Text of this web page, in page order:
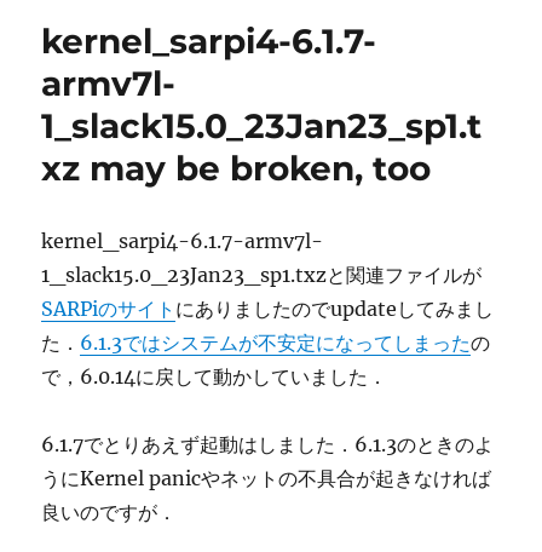
kernel_sarpi4-6.1.7-
armv7l-
1_slack15.0_23Jan23_sp1.t
xz may be broken, too
kernel_sarpi4-6.1.7-armv7l-
1_slack15.0_23Jan23_sp1.txzと関連ファイルが
SARPiのサイト にありましたのでupdateしてみまし
た． 6.1.3ではシステムが不安定になってしまったの
で，6.0.14に戻して動かしていました．
6.1.7でとりあえず起動はしました．6.1.3のときのよ
うにKernel panicやネットの不具合が起きなければ
良いのですが．